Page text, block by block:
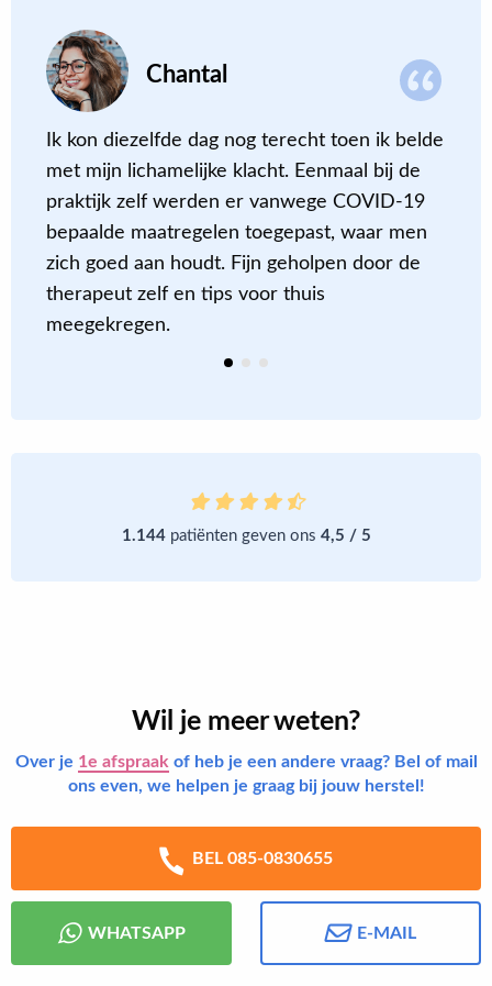
Chantal
Ik kon diezelfde dag nog terecht toen ik belde
met mijn lichamelijke klacht. Eenmaal bij de
praktijk zelf werden er vanwege COVID-19
bepaalde maatregelen toegepast, waar men
zich goed aan houdt. Fijn geholpen door de
therapeut zelf en tips voor thuis
meegekregen.
1.144patiënten geven ons 4,5 / 5
Wil je meer weten?
Over je 1e afspraak of heb je een andere vraag? Bel of mail
ons even, we helpen je graag bij jouw herstel!
BEL 085-0830655
WHATSAPP E-MAIL